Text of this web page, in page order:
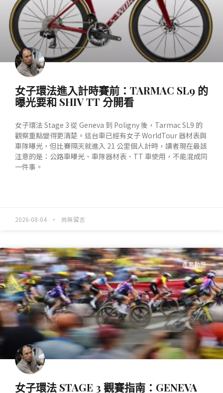
女子環法進入計時賽前：TARMAC SL9 的
曝光要和 SHIV TT 分開看
女子環法 Stage 3 從 Geneva 到 Poligny 後，Tarmac SL9 的
觀察重點變得更清楚。這台車已經有女子 WorldTour 器材表與
車隊曝光，但比賽隔天就進入 21 公里個人計時，讀者現在最該
注意的是：公路車曝光、車隊器材表、TT 車使用，不能混成同
一件事。
2026-08-04 尚無留言
產業動態
女子環法 STAGE 3 觀賽指南：GENEVA